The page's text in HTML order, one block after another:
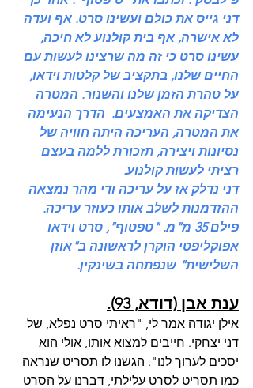
דני גייס את כולם ועשינו סרט. אף ועדה
לא אישרה, אף בית קולנוע לא חיכה,
עשינו סרט כי זה מה שרצינו לעשות עם
החיים שלנו, בתקציב של קלטות וידאו,
על טהרת הזמן שלנו והשנור. המטרה
הצדיקה את האמצעים.  הדרך הנעימה
את המטרה, העריכה היתה חוויה של
נסיונות ויצירה, תזכורת ללמה בעצם
רציתי לעשות קולנוע.
דני נדלק אז על עריכה ודי מהר נמצאה
ההזדמנות לשלב אותו כעוזר עריכה.
פילם 35 מ"מ. "טפטוף", סרט וידאו
אפוקליפטי הוקרן לראשונה ב"אוזן
השלישית" שנפתחה בשינקין.
ענת אבן (דודא, 93).
אילן יגודה אמר לי, "ראיתי סרט נפלא, של
דני יצחקי. חייבים למצוא אותו, אולי הוא
יסכים לערוך לנו". הגשנו לו תסריט שנראה
כמו תסריט לסרט עלילתי, דברנו על הסרט